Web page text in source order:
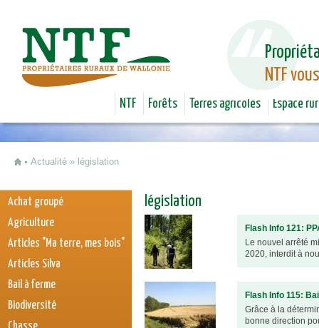
NTF
NTF Forêts Terres agricoles Espace
Actualité » législation
législation
Flash Info 121:
Le nouvel arrêté
2020, interdit à
Flash Info 115:
Grâce à la
bonne direction
Achat groupé
Agriculture
Articles "Ma terre, mes bois"
Articles Silva
Bail à ferme
Biodiversité